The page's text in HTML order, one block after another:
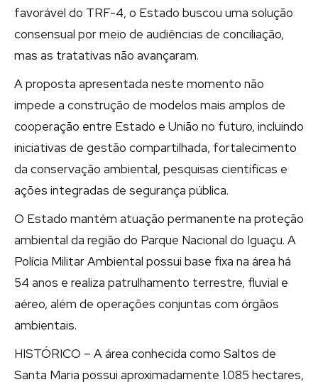
favorável do TRF-4, o Estado buscou uma solução
consensual por meio de audiências de conciliação,
mas as tratativas não avançaram.
A proposta apresentada neste momento não
impede a construção de modelos mais amplos de
cooperação entre Estado e União no futuro, incluindo
iniciativas de gestão compartilhada, fortalecimento
da conservação ambiental, pesquisas científicas e
ações integradas de segurança pública.
O Estado mantém atuação permanente na proteção
ambiental da região do Parque Nacional do Iguaçu. A
Polícia Militar Ambiental possui base fixa na área há
54 anos e realiza patrulhamento terrestre, fluvial e
aéreo, além de operações conjuntas com órgãos
ambientais.
HISTÓRICO – A área conhecida como Saltos de
Santa Maria possui aproximadamente 1.085 hectares,